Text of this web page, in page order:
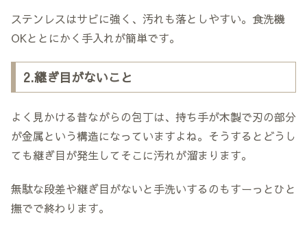
ステンレスはサビに強く、汚れも落としやすい。食洗機
OKととにかく手入れが簡単です。
2.継ぎ目がないこと
よく見かける昔ながらの包丁は、持ち手が木製で刃の部分
が金属という構造になっていますよね。そうするとどうし
ても継ぎ目が発生してそこに汚れが溜まります。
無駄な段差や継ぎ目がないと手洗いするのもすーっとひと
撫でで終わります。